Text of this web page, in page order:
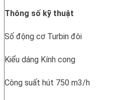
Thông số kỹ thuật
Số động cơ Turbin đôi
Kiểu dáng Kính cong
Công suất hút 750 m3/h